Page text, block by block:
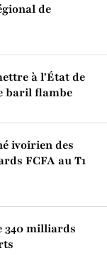
de
à l'État de
baril flambe
ivoirien des
FCFA au T1
340 milliards